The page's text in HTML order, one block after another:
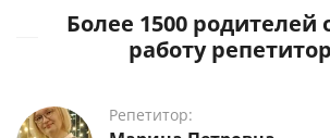
Более 1500 родителей
работу
Репетитор: